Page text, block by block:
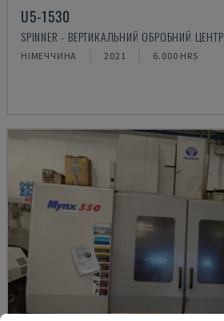
U5-1530
SPINNER - ВЕРТИКАЛЬНИЙ ОБРОБНИЙ ЦЕНТР
НІМЕЧЧИНА 2021 6.000 HRS